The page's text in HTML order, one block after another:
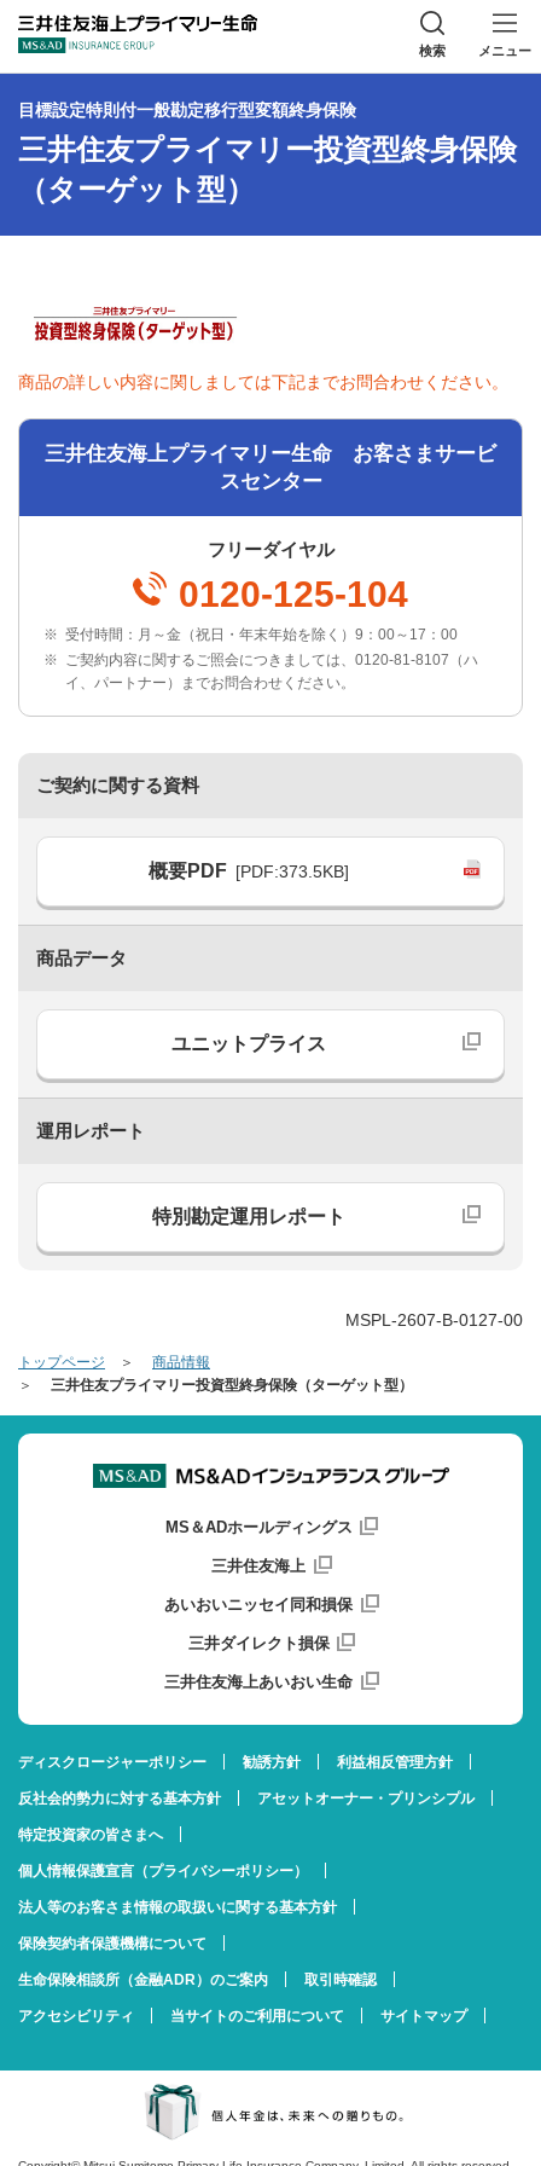
三井住友海上プ
検索 メニュー
目標設定特則付一般勘定移行型変額終身保険
三井住友プライマリー投資型終身保険
（ターゲット型）
商品の詳しい内容に関しましては下記までお問合わせください。
三井住友海上プライマリー生命 お客さまサービ
スセンター
フリーダイヤル
0120-125-104
※ 受付時間：月～金（祝日・年末年始を除く）9：00～17：00
※ ご契約内容に関するご照会につきましては、0120-81-8107（ハ
イ、パートナー）までお問合わせください。
ご契約に関する資料
概要PDF [PDF:373.5KB]
商品データ
ユニットプライス
運用レポート
特別勘定運用レポート
MSPL-2607-B-0127-00
トップページ
商品情報
三井住友プライマリー投資型終身保険（ターゲット型）
MS＆ADホールディングス
三井住友海上
あいおいニッセイ同和損保
三井ダイレクト損保
三井住友海上あいおい生命
ディスクロージャーポリシー 勧誘方針 利益相反管理方針
反社会的勢力に対する基本方針 アセットオーナー・プリンシプル
特定投資家の皆さまへ
個人情報保護宣言（プライバシーポリシー）
法人等のお客さま情報の取扱いに関する基本方針
保険契約者保護機構について
生命保険相談所（金融ADR）のご案内 取引時確認
アクセシビリティ 当サイトのご利用について サイトマップ